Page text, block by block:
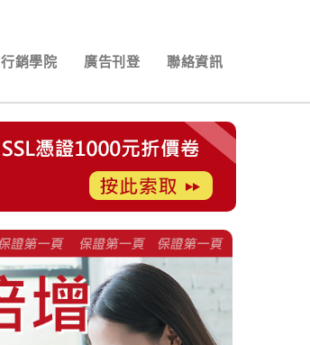
行銷學院 廣告刊登 聯絡資訊